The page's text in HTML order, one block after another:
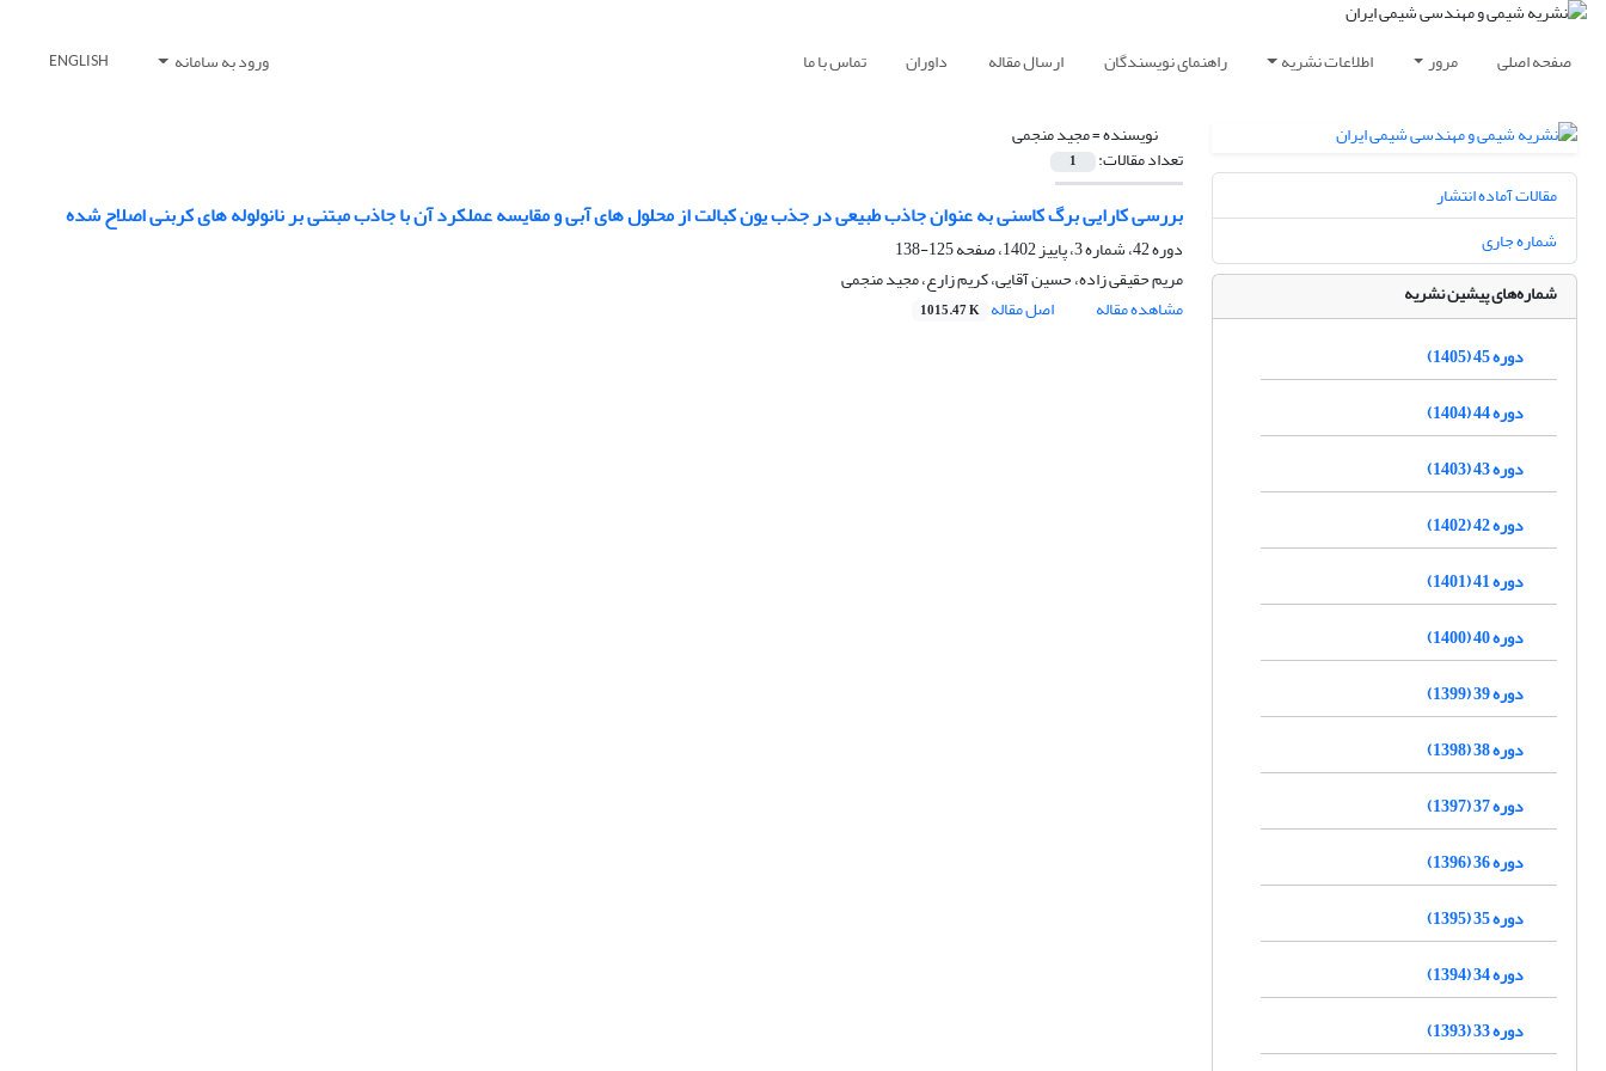
صفحه اصلی مرور اطلاعات نشریه راهنمای نویسندگان ارسال مقاله داوران تماس با ما ورود به سامانه ENGLISH
نویسنده =مجید منجمی
تعداد مقالات: 1
بررسی کارایی برگ کاسنی به عنوان جاذب طبیعی در جذب یون کبالت از محلول های آبی و مقایسه عملکرد آن با جاذب مبتنی بر نانولوله های کربنی اصلاح شده
دوره 42، شماره 3، پاییز 1402، صفحه
125-138
مریم حقیقی زاده، حسین آقایی، کریم زارع، مجید منجمی
مشاهده مقاله
اصل مقاله 1015.47 K
مقالات آماده انتشار
شماره جاری
شماره‌های پیشین نشریه
دوره 45 (1405)
دوره 44 (1404)
دوره 43 (1403)
دوره 42 (1402)
دوره 41 (1401)
دوره 40 (1400)
دوره 39 (1399)
دوره 38 (1398)
دوره 37 (1397)
دوره 36 (1396)
دوره 35 (1395)
دوره 34 (1394)
دوره 33 (1393)